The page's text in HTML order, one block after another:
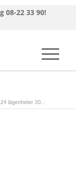
08-22 33 90!
lägenheter 20...